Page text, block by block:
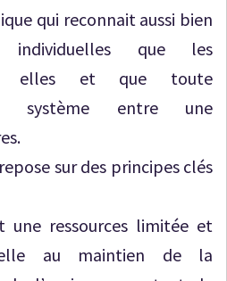
qui reconnait aussi bien
individuelles que les
elles et que toute
système entre une
sur des principes clés
ressources limitée et
au maintien de la